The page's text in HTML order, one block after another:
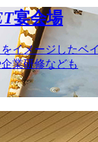
宴会場
イメージしたベ
業研修なども